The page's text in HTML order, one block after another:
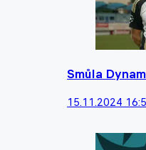
Smůla
15.11.2024